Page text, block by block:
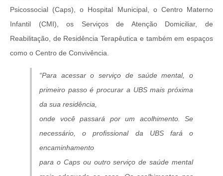
Psicossocial (Caps), o Hospital Municipal, o Centro Materno
Infantil (CMI), os Serviços de Atenção Domiciliar, de
Reabilitação, de Residência Terapêutica e também em espaços
como o Centro de Convivência.
“Para acessar o serviço de saúde mental, o
primeiro passo é procurar a UBS mais próxima
da sua residência,
onde você passará por um acolhimento. Se
necessário, o profissional da UBS fará o
encaminhamento
para o Caps ou outro serviço de saúde mental